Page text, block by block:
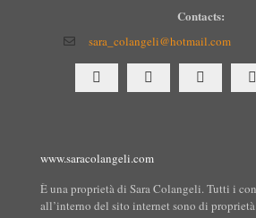
Contacts:
sara_colangeli@hotmail.com
www.saracolangeli.com
È una proprietà di Sara Colangeli. Tutti i
all’interno del sito internet sono di